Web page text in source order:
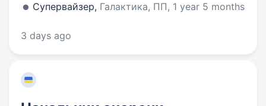
Супервайзер, Галактика, ПП, 1 year 5 months
3 days ago